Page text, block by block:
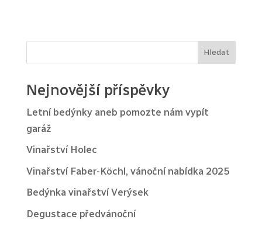
Hledat
Nejnovější příspěvky
Letní bedýnky aneb pomozte nám vypít
garáž
Vinařství Holec
Vinařství Faber-Köchl, vánoční nabídka 2025
Bedýnka vinařství Verýsek
Degustace předvánoční